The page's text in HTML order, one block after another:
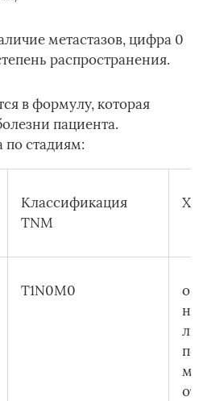
метастазов, цифра 0
распространения.
в формулу, которая
пациента.
по стадиям:
Классификация
TNM
T1N0M0